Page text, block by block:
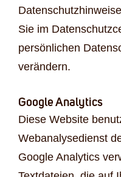
Sie im
persönlichen
verändern.
Google Analytics
Diese Website
Webanalysedienst
Google Analytics